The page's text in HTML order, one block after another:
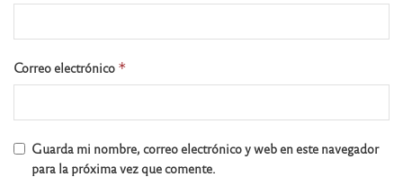
Correo electrónico *
Guarda mi nombre, correo electrónico y web en este navegador
para la próxima vez que comente.